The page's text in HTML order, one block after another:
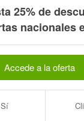
25% de
nacionales
Accede a la oferta
Sí